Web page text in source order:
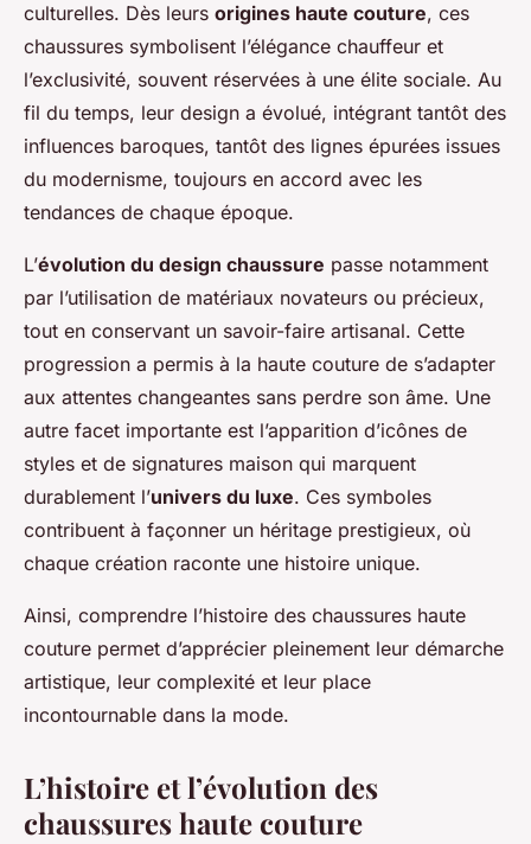
culturelles. Dès leurs origines haute couture, ces
chaussures symbolisent l’élégance chauffeur et
l’exclusivité, souvent réservées à une élite sociale. Au
fil du temps, leur design a évolué, intégrant tantôt des
influences baroques, tantôt des lignes épurées issues
du modernisme, toujours en accord avec les
tendances de chaque époque.
L’évolution du design chaussure passe notamment
par l’utilisation de matériaux novateurs ou précieux,
tout en conservant un savoir-faire artisanal. Cette
progression a permis à la haute couture de s’adapter
aux attentes changeantes sans perdre son âme. Une
autre facet importante est l’apparition d’icônes de
styles et de signatures maison qui marquent
durablement l’univers du luxe. Ces symboles
contribuent à façonner un héritage prestigieux, où
chaque création raconte une histoire unique.
Ainsi, comprendre l’histoire des chaussures haute
couture permet d’apprécier pleinement leur démarche
artistique, leur complexité et leur place
incontournable dans la mode.
L’histoire et l’évolution des
chaussures haute couture